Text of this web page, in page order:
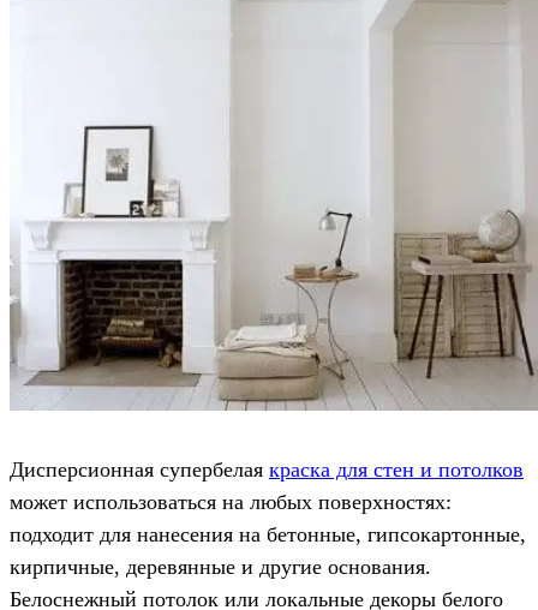
Дисперсионная супербелая краска для стен и потолков
может использоваться на любых поверхностях:
подходит для нанесения на бетонные, гипсокартонные,
кирпичные, деревянные и другие основания.
Белоснежный потолок или локальные декоры белого